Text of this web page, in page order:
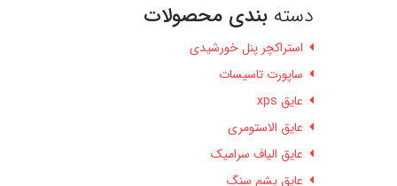
دسته بندی محصولات
استراکچر پنل خورشیدی
ساپورت تاسیسات
عایق xps
عایق الاستومری
عایق الیاف سرامیک
عایق پشم سنگ